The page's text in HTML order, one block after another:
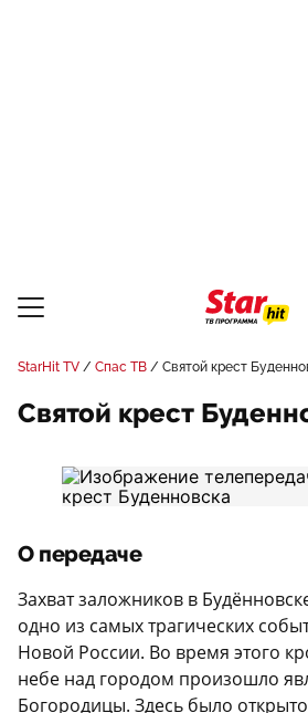
StarHit TV Спас ТВ Святой крест
Святой крест
О передаче
Захват заложников в
одно из самых трагических
Новой России. Во время этого
небе над городом произошло
Богородицы. Здесь было